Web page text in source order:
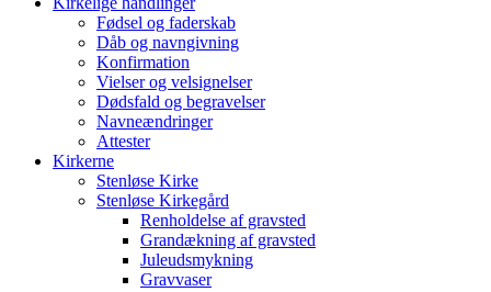
Fødsel og faderskab
Dåb og navngivning
Konfirmation
Vielser og velsignelser
Dødsfald og begravelser
Navneændringer
Attester
Kirkerne
Stenløse Kirke
Stenløse Kirkegård
Renholdelse af gravsted
Grandækning af gravsted
Juleudsmykning
Gravvaser